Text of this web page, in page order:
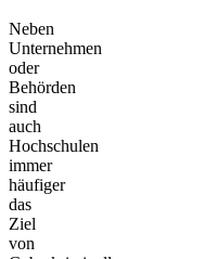
Neben
Unternehmen
oder
Behörden
sind
auch
Hochschulen
immer
häufiger
das
Ziel
von